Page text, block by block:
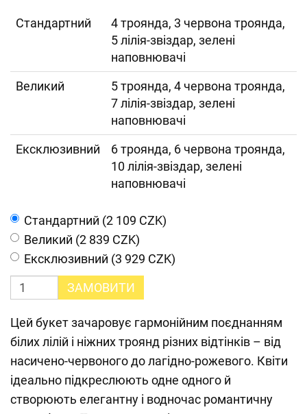
Cтандартний
4 троянда, 3 червона троянда,
5 лілія-звіздар, зелені
наповнювачі
Великий
5 троянда, 4 червона троянда,
7 лілія-звіздар, зелені
наповнювачі
Ексклюзивний
6 троянда, 6 червона троянда,
10 лілія-звіздар, зелені
наповнювачі
Cтандартний (2 109 CZK)
Великий (2 839 CZK)
Ексклюзивний (3 929 CZK)
ЗАМОВИТИ
Цей букет зачаровує гармонійним поєднанням
білих лілій і ніжних троянд різних відтінків – від
насичено-червоного до лагідно-рожевого. Квіти
ідеально підкреслюють одне одного й
створюють елегантну і водночас романтичну